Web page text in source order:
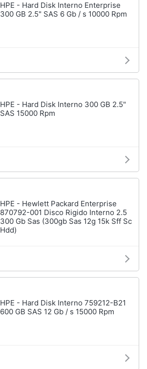
HPE - Hard Disk Interno Enterprise
300 GB 2.5" SAS 6 Gb / s 10000 Rpm
HPE - Hard Disk Interno 300 GB 2.5"
SAS 15000 Rpm
HPE - Hewlett Packard Enterprise
870792-001 Disco Rigido Interno 2.5
300 Gb Sas (300gb Sas 12g 15k Sff Sc
Hdd)
HPE - Hard Disk Interno 759212-B21
600 GB SAS 12 Gb / s 15000 Rpm